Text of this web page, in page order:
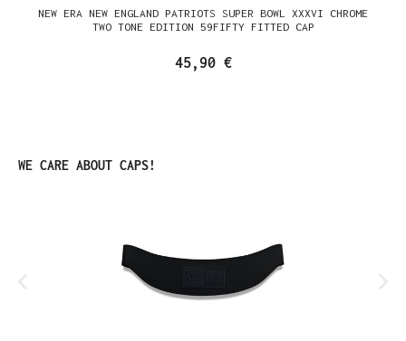
NEW ERA NEW ENGLAND PATRIOTS SUPER BOWL XXXVI CHROME
TWO TONE EDITION 59FIFTY FITTED CAP
45,90 €
Produktgalerie überspringen
WE CARE ABOUT CAPS!